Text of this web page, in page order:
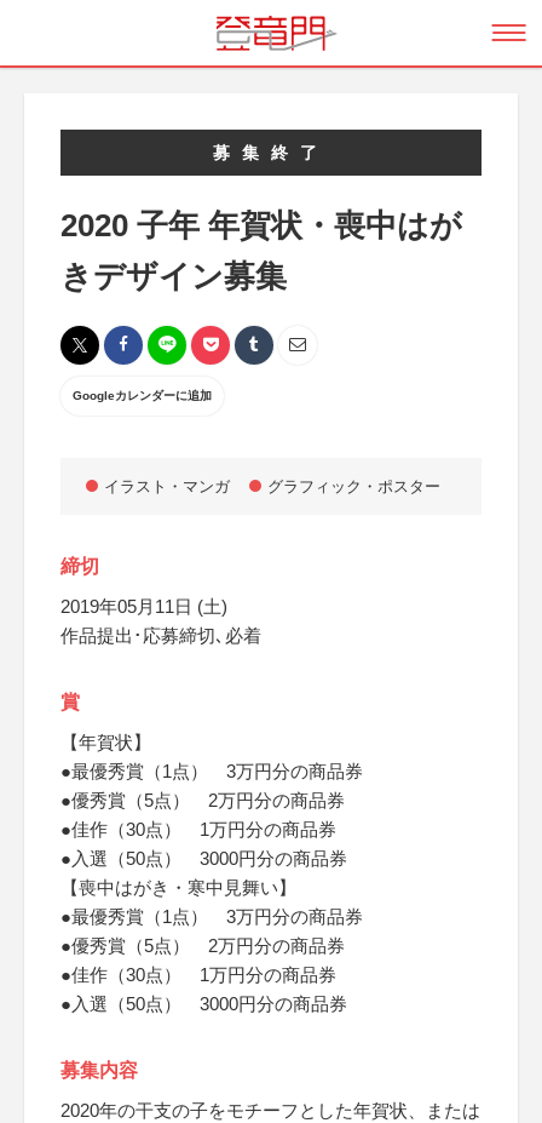
募集終了
2020 子年 年賀状・喪中はが
きデザイン募集
Googleカレンダーに追加
イラスト・マンガ グラフィック・ポスター
締切
2019年05月11日 (土)
作品提出･応募締切､必着
賞
【年賀状】
●最優秀賞（1点） 3万円分の商品券
●優秀賞（5点） 2万円分の商品券
●佳作（30点） 1万円分の商品券
●入選（50点） 3000円分の商品券
【喪中はがき・寒中見舞い】
●最優秀賞（1点） 3万円分の商品券
●優秀賞（5点） 2万円分の商品券
●佳作（30点） 1万円分の商品券
●入選（50点） 3000円分の商品券
募集内容
2020年の干支の子をモチーフとした年賀状、または